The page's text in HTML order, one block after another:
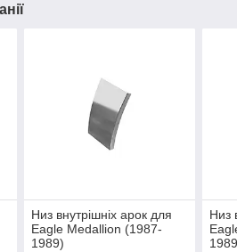
Низ внутрішніх арок для
Eagle Medallion (1987-
1989)
Низ